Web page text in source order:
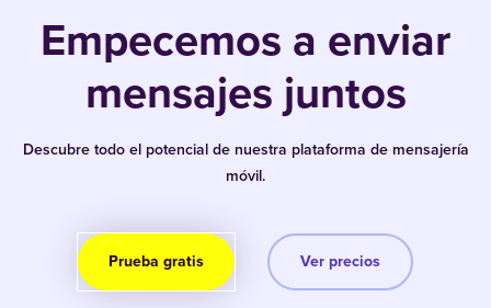
Empecemos a enviar
mensajes juntos
Descubre todo el potencial de nuestra plataforma de mensajería
móvil.
Prueba gratis Ver precios